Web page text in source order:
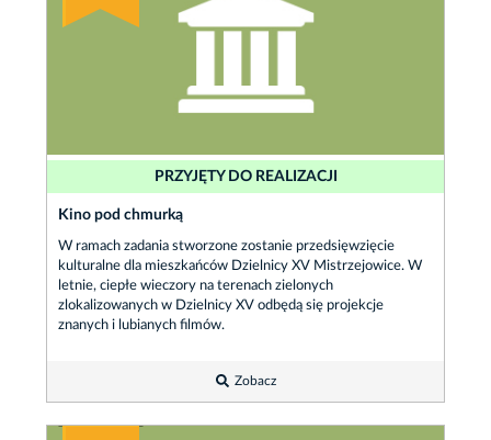
PRZYJĘTY DO REALIZACJI
Kino pod chmurką
W ramach zadania stworzone zostanie przedsięwzięcie
kulturalne dla mieszkańców Dzielnicy XV Mistrzejowice. W
letnie, ciepłe wieczory na terenach zielonych
zlokalizowanych w Dzielnicy XV odbędą się projekcje
znanych i lubianych filmów.
Zobacz